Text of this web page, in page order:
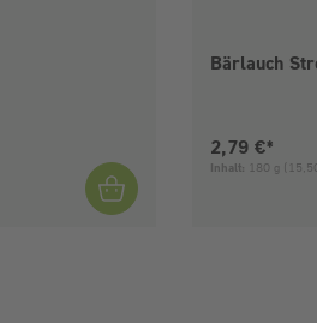
Bärlauch
Aktueller
2,79 €*
Inhalt: 180 g